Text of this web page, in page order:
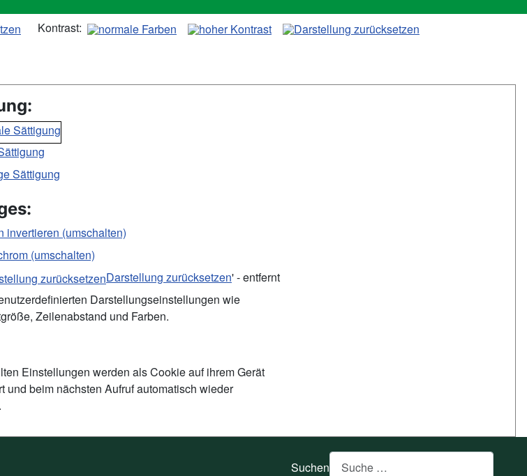
Kontrast:
Sättigung
Sättigung
invertieren (umschalten)
(umschalten)
Darstellung zurücksetzen' - entfernt
Darstellungseinstellungen wie
Zeilenabstand und Farben.
Einstellungen werden als Cookie auf ihrem Gerät
und beim nächsten Aufruf automatisch wieder
Suchen